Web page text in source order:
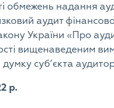
надання
аудит
України «Про
вищенаведеним
суб’єкта
р.